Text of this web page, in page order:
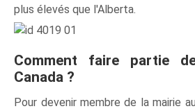
plus élevés que l'Alberta.
Comment faire partie
Canada ?
Pour devenir membre de la mairie